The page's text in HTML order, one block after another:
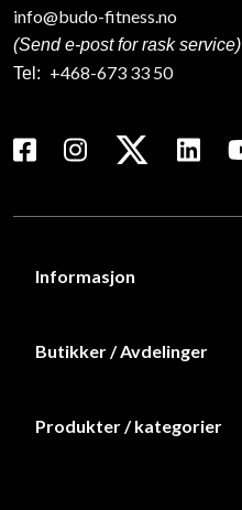
info@budo-fitness.no
(Send e-post for rask service)
Tel: +468-673 33 50
Informasjon
Butikker / Avdelinger
Produkter / kategorier